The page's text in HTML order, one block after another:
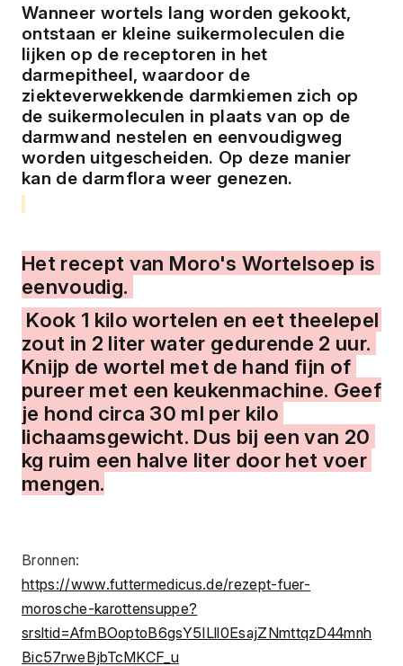
Wanneer wortels lang worden gekookt,
ontstaan ​​er kleine suikermoleculen die
lijken op de receptoren in het
darmepitheel, waardoor de
ziekteverwekkende darmkiemen zich op
de suikermoleculen in plaats van op de
darmwand nestelen en eenvoudigweg
worden uitgescheiden. Op deze manier
kan de darmflora weer genezen.
Het recept van Moro's Wortelsoep is
eenvoudig.
zout in 2 liter water gedurende 2 uur.
Knijp de wortel met de hand fijn of
pureer met een keukenmachine. Geef
je hond circa 30 ml per kilo
lichaamsgewicht. Dus bij een van 20
kg ruim een halve liter door het voer
mengen.
Bronnen:
https://www.futtermedicus.de/rezept-fuer-
morosche-karottensuppe?
srsltid=AfmBOoptoB6gsY5ILll0EsajZNmttqzD44mnh
Bic57rweBjbTcMKCF_u